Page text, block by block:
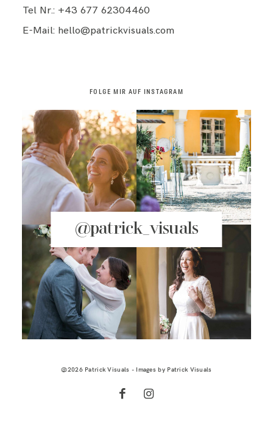
Tel Nr.: ‭+43 677 62304460‬
E-Mail: hello@patrickvisuals.com
FOLGE MIR AUF INSTAGRAM
@patrick_visuals
@2026 Patrick Visuals - Images by Patrick Visuals